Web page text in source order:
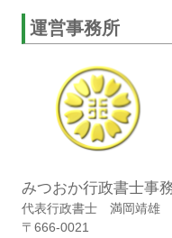
運営事務所
みつおか行政書士事
代表行政書士 満岡靖雄
〒666-0021